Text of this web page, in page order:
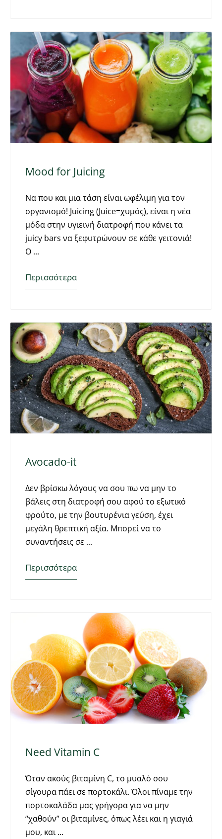
Mood for Juicing
Να που και μια τάση είναι ωφέλιμη για τον
οργανισμό! Juicing (Juice=χυμός), είναι η νέα
μόδα στην υγιεινή διατροφή που κάνει τα
juicy bars να ξεφυτρώνουν σε κάθε γειτονιά!
Ο
Περισσότερα
Avocado-it
Δεν βρίσκω λόγους να σου πω να μην το
βάλεις στη διατροφή σου αφού το εξωτικό
φρούτο, με την βουτυρένια γεύση, έχει
μεγάλη θρεπτική αξία. Μπορεί να το
συναντήσεις σε
Περισσότερα
Need Vitamin C
Όταν ακούς βιταμίνη C, το μυαλό σου
σίγουρα πάει σε πορτοκάλι. Όλοι πίναμε την
πορτοκαλάδα μας γρήγορα για να μην
“χαθούν” οι βιταμίνες, όπως λέει και η γιαγιά
μου, και